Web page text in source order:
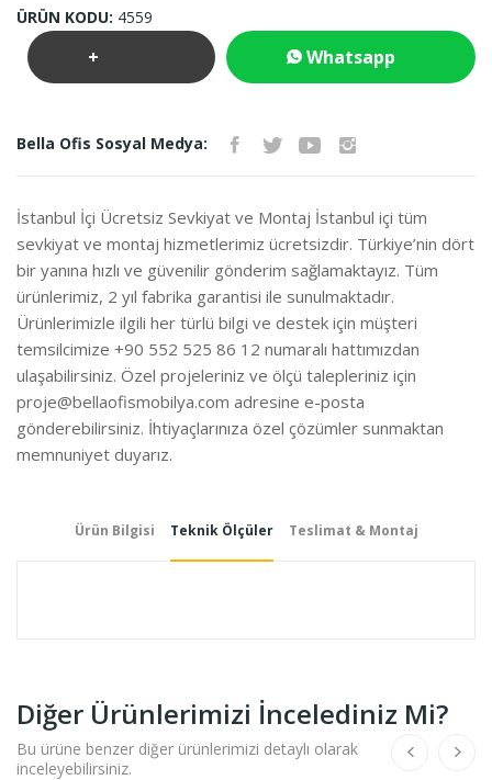
ÜRÜN KODU: 4559
+ Whatsapp
Bella Ofis Sosyal Medya:
İstanbul İçi Ücretsiz Sevkiyat ve Montaj İstanbul içi tüm
sevkiyat ve montaj hizmetlerimiz ücretsizdir. Türkiye’nin dört
bir yanına hızlı ve güvenilir gönderim sağlamaktayız. Tüm
ürünlerimiz, 2 yıl fabrika garantisi ile sunulmaktadır.
Ürünlerimizle ilgili her türlü bilgi ve destek için müşteri
temsilcimize +90 552 525 86 12 numaralı hattımızdan
ulaşabilirsiniz. Özel projeleriniz ve ölçü talepleriniz için
proje@bellaofismobilya.com adresine e-posta
gönderebilirsiniz. İhtiyaçlarınıza özel çözümler sunmaktan
memnuniyet duyarız.
Ürün Bilgisi Teknik Ölçüler Teslimat & Montaj
Diğer Ürünlerimizi İncelediniz Mi?
Bu ürüne benzer diğer ürünlerimizi detaylı olarak
inceleyebilirsiniz.